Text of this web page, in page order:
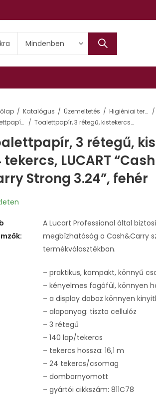
Katalógus Üzemeltetés Higiéniai termékek
Toalettpapírok és adagolók
Toalettpapír, 3 rétegű, kistekercses, 24 tekercs, LUCART “Cash and Carry Strong 3.24”, fehér
3 rétegű,
tekercs, LUCART
Strong 3.24”, fehér
A Lucart Professional által
megbízhatóság a Cash&Carry
termékválasztékban.
– praktikus, kompakt, könnyű
– kényelmes fogófül, könnyen
– a display doboz könnyen
– alapanyag: tiszta cellulóz
– 3 rétegű
– 140 lap/tekercs
– tekercs hossza: 16,1 m
– 24 tekercs/csomag
– dombornyomott
– gyártói cikkszám: 811C78